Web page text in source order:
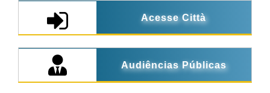
Acesse Città
Audiências Públicas